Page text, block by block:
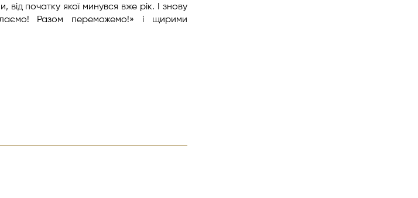
початку якої минувся вже рік. І знову
Разом переможемо!» і щирими